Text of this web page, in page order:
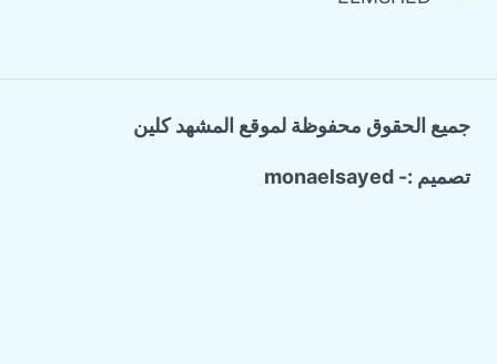
جميع الحقوق محفوظة لموقع المشهد كلين
تصميم :- monaelsayed